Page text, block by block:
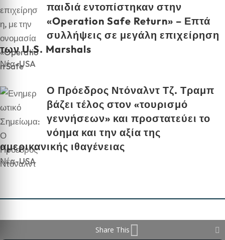
παιδιά εντοπίστηκαν στην
«Operation Safe Return» – Επτά
συλλήψεις σε μεγάλη επιχείρηση
των U.S. Marshals
Νέα-USA
Ο Πρόεδρος Ντόναλντ Τζ. Τραμπ
βάζει τέλος στον «τουρισμό
γεννήσεων» και προστατεύει το
νόημα και την αξία της
αμερικανικής ιθαγένειας
Νέα-USA
Share This